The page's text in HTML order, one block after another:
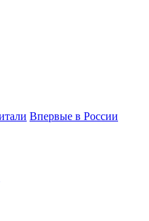
Впервые в России